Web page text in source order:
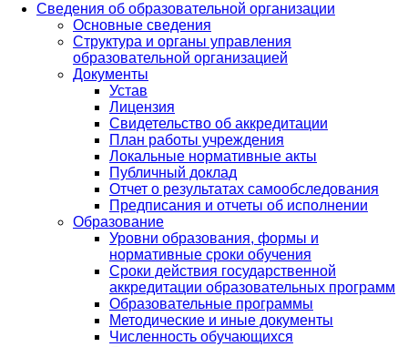
Сведения об образовательной организации
Основные сведения
Структура и органы управления
образовательной организацией
Документы
Устав
Лицензия
Свидетельство об аккредитации
План работы учреждения
Локальные нормативные акты
Публичный доклад
Отчет о результатах самообследования
Предписания и отчеты об исполнении
Образование
Уровни образования, формы и
нормативные сроки обучения
Сроки действия государственной
аккредитации образовательных программ
Образовательные программы
Методические и иные документы
Численность обучающихся